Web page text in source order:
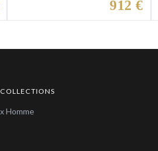
912 €
Homme